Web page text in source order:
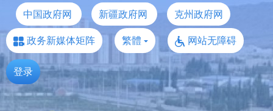
中国政府网 新疆政府网
克州政府网
政务新媒体矩阵
繁體 网站无障碍
登录